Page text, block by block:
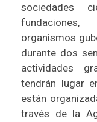
sociedades
organismos
durante dos
actividades
tendrán lugar
están
través de la